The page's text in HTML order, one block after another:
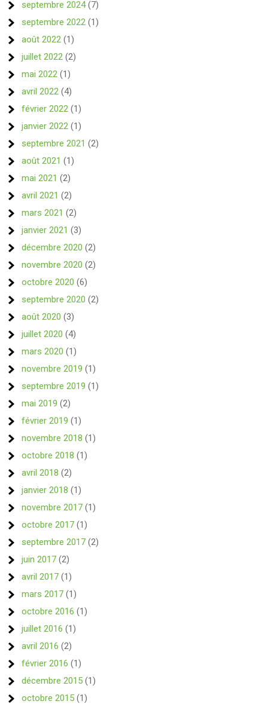
septembre 2024(7)
septembre 2022 (1)
août 2022 (1)
juillet 2022 (2)
mai 2022 (1)
avril 2022 (4)
février 2022 (1)
janvier 2022 (1)
septembre 2021 (2)
août 2021 (1)
mai 2021 (2)
avril 2021 (2)
mars 2021 (2)
janvier 2021 (3)
décembre 2020 (2)
novembre 2020 (2)
octobre 2020 (6)
septembre 2020 (2)
août 2020 (3)
juillet 2020 (4)
mars 2020 (1)
novembre 2019 (1)
septembre 2019 (1)
mai 2019 (2)
février 2019 (1)
novembre 2018 (1)
octobre 2018 (1)
avril 2018 (2)
janvier 2018 (1)
novembre 2017 (1)
octobre 2017 (1)
septembre 2017 (2)
juin 2017 (2)
avril 2017 (1)
mars 2017 (1)
octobre 2016 (1)
juillet 2016 (1)
avril 2016 (2)
février 2016 (1)
décembre 2015 (1)
octobre 2015 (1)